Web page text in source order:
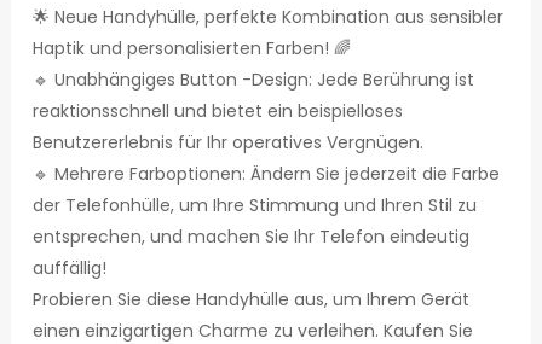
🌟 Neue Handyhülle, perfekte Kombination aus sensibler
Haptik und personalisierten Farben! 🌈
🔹 Unabhängiges Button -Design: Jede Berührung ist
reaktionsschnell und bietet ein beispielloses
Benutzererlebnis für Ihr operatives Vergnügen.
🔹 Mehrere Farboptionen: Ändern Sie jederzeit die Farbe
der Telefonhülle, um Ihre Stimmung und Ihren Stil zu
entsprechen, und machen Sie Ihr Telefon eindeutig
auffällig!
Probieren Sie diese Handyhülle aus, um Ihrem Gerät
einen einzigartigen Charme zu verleihen. Kaufen Sie